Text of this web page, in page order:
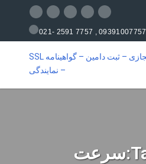
09391007757 , 7757 2591 -021
Tag Archives:سرعت